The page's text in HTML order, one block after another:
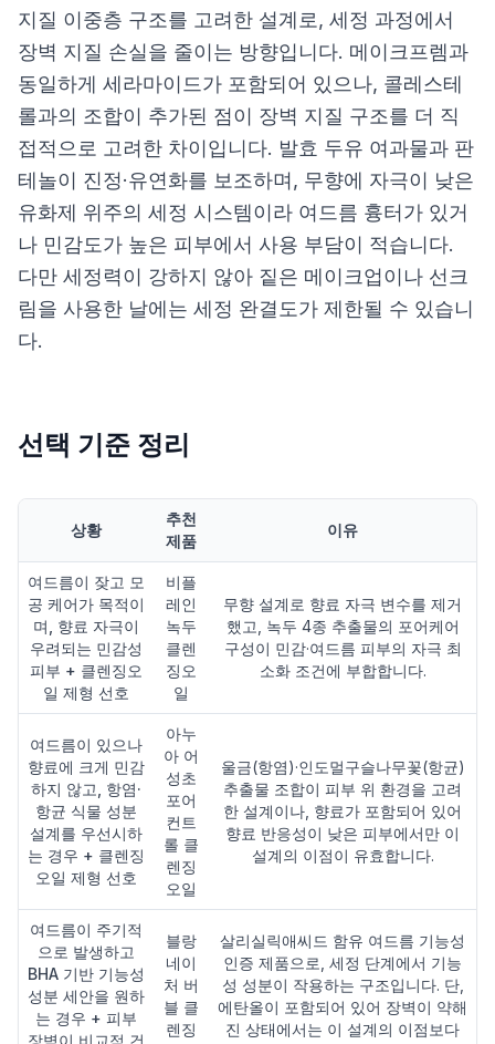
지질 이중층 구조를 고려한 설계로, 세정 과정에서
장벽 지질 손실을 줄이는 방향입니다. 메이크프렘과
동일하게 세라마이드가 포함되어 있으나, 콜레스테
롤과의 조합이 추가된 점이 장벽 지질 구조를 더 직
접적으로 고려한 차이입니다. 발효 두유 여과물과 판
테놀이 진정·유연화를 보조하며, 무향에 자극이 낮은
유화제 위주의 세정 시스템이라 여드름 흉터가 있거
나 민감도가 높은 피부에서 사용 부담이 적습니다.
다만 세정력이 강하지 않아 짙은 메이크업이나 선크
림을 사용한 날에는 세정 완결도가 제한될 수 있습니
다.
선택 기준 정리
상황
추천
제품
이유
여드름이 잦고 모
공 케어가 목적이
며, 향료 자극이
우려되는 민감성
피부 + 클렌징오
일 제형 선호
비플
레인
녹두
클렌
징오
일
무향 설계로 향료 자극 변수를 제거
했고, 녹두 4종 추출물의 포어케어
구성이 민감·여드름 피부의 자극 최
소화 조건에 부합합니다.
여드름이 있으나
향료에 크게 민감
하지 않고, 항염·
항균 식물 성분
설계를 우선시하
는 경우 + 클렌징
오일 제형 선호
아누
아 어
성초
포어
컨트
롤 클
렌징
오일
울금(항염)·인도멀구슬나무꽃(항균)
추출물 조합이 피부 위 환경을 고려
한 설계이나, 향료가 포함되어 있어
향료 반응성이 낮은 피부에서만 이
설계의 이점이 유효합니다.
여드름이 주기적
으로 발생하고
BHA 기반 기능성
성분 세안을 원하
는 경우 + 피부
장벽이 비교적 건
블랑
네이
처 버
블 클
렌징
살리실릭애씨드 함유 여드름 기능성
인증 제품으로, 세정 단계에서 기능
성 성분이 작용하는 구조입니다. 단,
에탄올이 포함되어 있어 장벽이 약해
진 상태에서는 이 설계의 이점보다